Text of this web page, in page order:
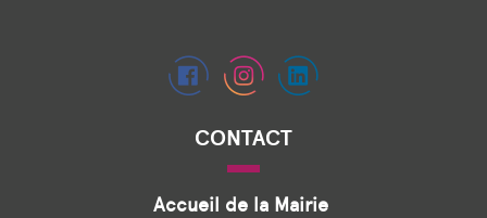
CONTACT
Accueil de la Mairie